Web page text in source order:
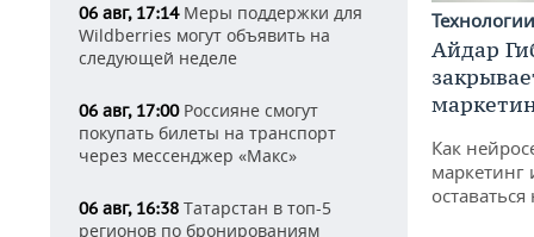
06 авг, 17:14Меры поддержки для
Wildberries могут объявить на
следующей неделе
06 авг, 17:00Россияне смогут
покупать билеты на транспорт
через мессенджер «Макс»
06 авг, 16:38 Татарстан в топ-5
регионов по бронированиям
Айдар
Как
маркетинг